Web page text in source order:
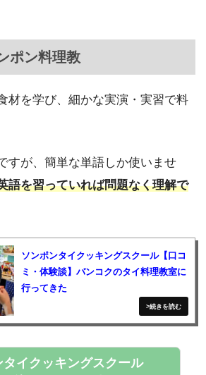
ポン料理教
材を学び、細かな実演・実習で料
すが、簡単な単語しか使いませ
語を習っていれば問題なく理解で
ソンポンタイクッキングスクール【口コ
ミ・体験談】バンコクのタイ料理教室に
行ってきた
タイクッキングスクール